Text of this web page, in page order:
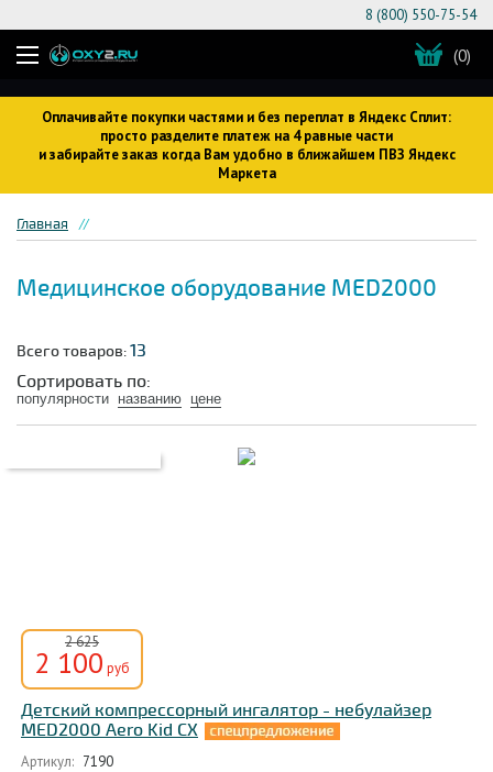
Оплачивайте покупки частями и без переплат в Яндекс Сплит:
просто разделите платеж на 4 равные части
и забирайте заказ когда Вам удобно в ближайшем ПВЗ Яндекс
Маркета
8 (800) 550-75-54
(0)
Главная
Медицинское оборудование MED2000
Всего товаров:13
Сортировать по:
популярности названию цене
2 625
2 100 руб
Детский компрессорный ингалятор - небулайзер
MED2000 Aero Kid CX
Артикул: 7190